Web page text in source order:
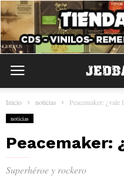
Inicio noticias Peacemaker: ¿vale
noticias
Peacemaker:
Superhéroe y rockero